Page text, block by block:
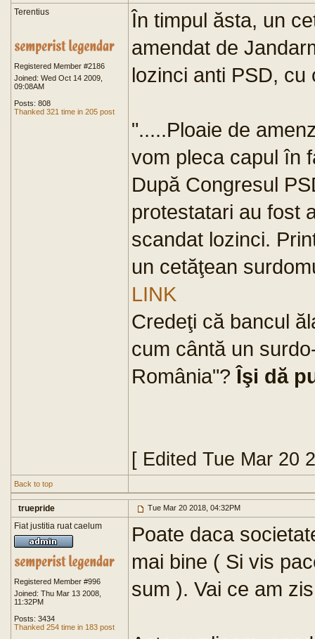
Terentius
Registered Member #2186
Joined: Wed Oct 14 2009,
09:08AM
Posts: 808
Thanked 321 time in 205 post
În timpul ăsta, un
amendat de
lozinci anti PSD,
".....Ploaie de
vom pleca capul în
După Congresul
protestatari au fost
scandat lozinci.
un cetăţean
LINK
Credeţi că bancul
cum cântă un
România"?Îşi dă
[ Edited Tue Mar 20
Back to top
truepride Tue Mar 20 2018, 04:32PM
Fiat justitia ruat caelum
Registered Member #996
Joined: Thu Mar 13 2008,
11:32PM
Posts: 3434
Thanked 254 time in 183 post
Poate daca
mai bine ( Si vis
sum ). Vai ce am